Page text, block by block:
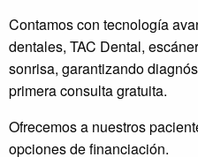
Contamos con tecnología
dentales, TAC Dental,
sonrisa, garantizando
primera consulta gratuita.
Ofrecemos a nuestros
opciones de financiación.